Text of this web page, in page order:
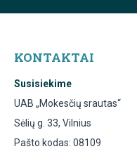
KONTAKTAI
Susisiekime
UAB „Mokesčių srautas“
Sėlių g. 33, Vilnius
Pašto kodas: 08109